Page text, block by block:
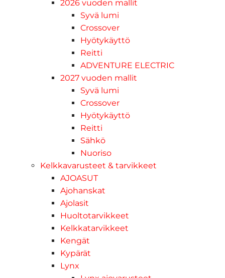
2026 vuoden mallit
Syvä lumi
Crossover
Hyötykäyttö
Reitti
ADVENTURE ELECTRIC
2027 vuoden mallit
Syvä lumi
Crossover
Hyötykäyttö
Reitti
Sähkö
Nuoriso
Kelkkavarusteet & tarvikkeet
AJOASUT
Ajohanskat
Ajolasit
Huoltotarvikkeet
Kelkkatarvikkeet
Kengät
Kypärät
Lynx